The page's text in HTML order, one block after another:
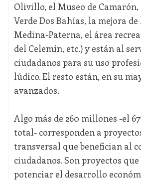
Olivillo, el Museo de
Verde Dos Bahías, la mejora
Medina-Paterna, el área
del Celemín, etc.) y están al
ciudadanos para su uso
lúdico. El resto están, en su
avanzados.
Algo más de 260 millones -el
total- corresponden a
transversal que benefician al
ciudadanos. Son proyectos
potenciar el desarrollo